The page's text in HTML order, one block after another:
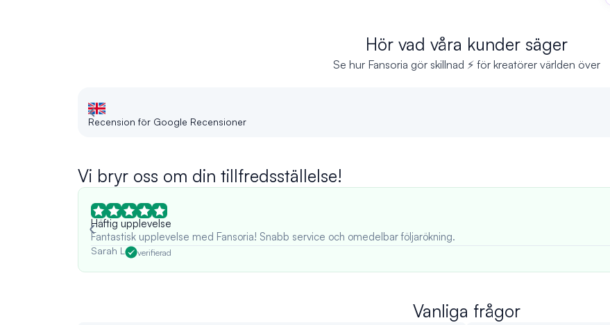
Hör vad våra kunder säger
Se hur Fansoria gör skillnad ⚡ för kreatörer världen över
Recension för Google Recensioner
Vi bryr oss om din tillfredsställelse!
Häftig upplevelse
Fantastisk upplevelse med Fansoria! Snabb service och omedelbar följarökning.
Sarah L verifierad
Vanliga frågor